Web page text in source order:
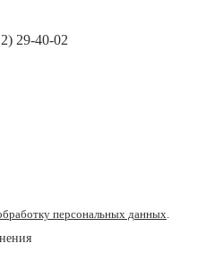
29-40-02
персональных данных.